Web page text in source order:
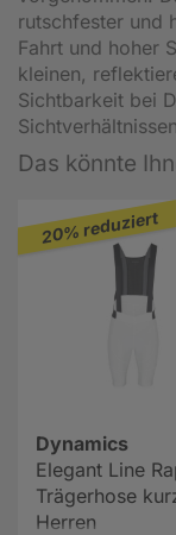
rutschfester und
Fahrt und hoher
kleinen,
Sichtbarkeit bei
Das könnte
20% reduziert
Dynamics
Elegant Line
Trägerhose
Herren